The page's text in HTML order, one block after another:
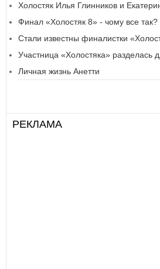
Холостяк Илья Глинников и
Финал «Холостяк 8» - чому все так?
Стали известны финалистки
Участница «Холостяка» разделась
Личная жизнь Анетти
РЕКЛАМА